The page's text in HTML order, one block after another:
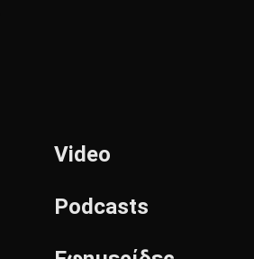
Video
Podcasts